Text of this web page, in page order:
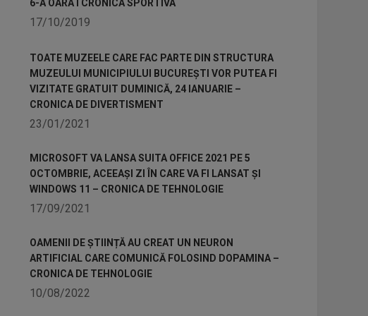
6-A OARA I CRONICA SPORTIVA
17/10/2019
TOATE MUZEELE CARE FAC PARTE DIN STRUCTURA
MUZEULUI MUNICIPIULUI BUCUREȘTI VOR PUTEA FI
VIZITATE GRATUIT DUMINICĂ, 24 IANUARIE –
CRONICA DE DIVERTISMENT
23/01/2021
MICROSOFT VA LANSA SUITA OFFICE 2021 PE 5
OCTOMBRIE, ACEEAȘI ZI ÎN CARE VA FI LANSAT ȘI
WINDOWS 11 – CRONICA DE TEHNOLOGIE
17/09/2021
OAMENII DE ȘTIINȚĂ AU CREAT UN NEURON
ARTIFICIAL CARE COMUNICĂ FOLOSIND DOPAMINA –
CRONICA DE TEHNOLOGIE
10/08/2022